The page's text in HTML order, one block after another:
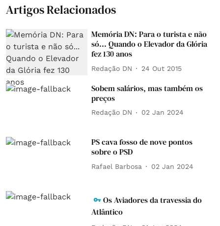
Artigos Relacionados
Memória DN: Para o turista e não
só... Quando o Elevador da Glória
fez 130 anos
Redação DN 24 Out 2015
Sobem salários, mas também os
preços
Redação DN 02 Jan 2024
PS cava fosso de nove pontos
sobre o PSD
Rafael Barbosa 02 Jan 2024
Os Aviadores da travessia do
Atlântico